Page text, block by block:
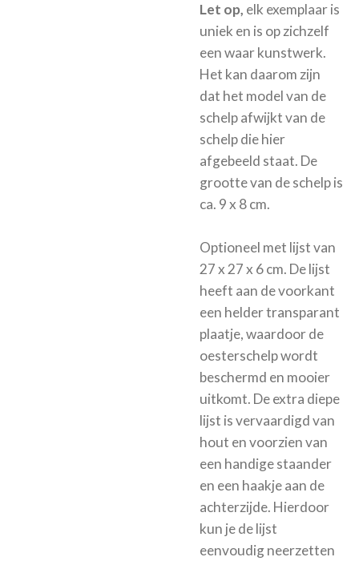
Let op, elk exemplaar is
uniek en is op zichzelf
een waar kunstwerk.
Het kan daarom zijn
dat het model van de
schelp afwijkt van de
schelp die hier
afgebeeld staat. De
grootte van de schelp is
ca. 9 x 8 cm.
Optioneel met lijst van
27 x 27 x 6 cm. De lijst
heeft aan de voorkant
een helder transparant
plaatje, waardoor de
oesterschelp wordt
beschermd en mooier
uitkomt. De extra diepe
lijst is vervaardigd van
hout en voorzien van
een handige staander
en een haakje aan de
achterzijde. Hierdoor
kun je de lijst
eenvoudig neerzetten